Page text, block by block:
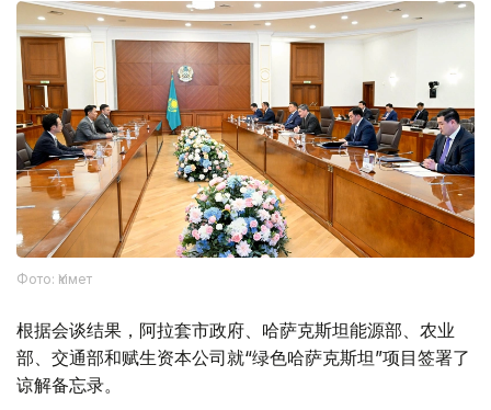
Фото: Үкімет
根据会谈结果，阿拉套市政府、哈萨克斯坦能源部、农业
部、交通部和赋生资本公司就“绿色哈萨克斯坦”项目签署了
谅解备忘录。